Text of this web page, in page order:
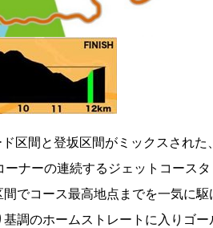
区間と登坂区間がミックスされた
ナーの連続するジェットコースタ
でコース最高地点までを一気に駆
調のホームストレートに入りゴー